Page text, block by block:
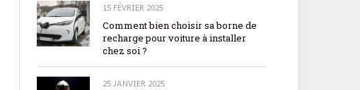
15 FÉVRIER 2025
Comment bien choisir sa borne de
recharge pour voiture à installer
chez soi ?
25 JANVIER 2025